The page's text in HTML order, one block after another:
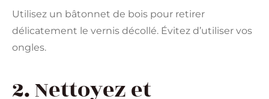
Utilisez un bâtonnet de bois pour retirer
délicatement le vernis décollé. Évitez d’utiliser vos
ongles.
2. Nettoyez et